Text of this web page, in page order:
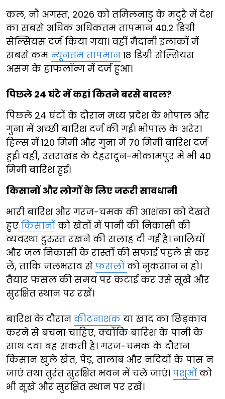
कल, नौ अगस्त, 2026 को तमिलनाडु के मदुरै में देश
का सबसे अधिक अधिकतम तापमान 40.2 डिग्री
सेल्सियस दर्ज किया गया। वहीं मैदानी इलाकों में
सबसे कम न्यूनतम तापमान 18 डिग्री सेल्सियस
असम के हाफलॉन्ग में दर्ज हुआ।
पिछले 24 घंटे में कहां कितने बरसे बादल?
पिछले 24 घंटों के दौरान मध्य प्रदेश के भोपाल और
गुना में अच्छी बारिश दर्ज की गई। भोपाल के अरेरा
हिल्स में 120 मिमी और गुना में 70 मिमी बारिश दर्ज
हुई। वहीं, उत्तराखंड के देहरादून-मोकामपुर में भी 40
मिमी बारिश हुई।
किसानों और लोगों के लिए जरूरी सावधानी
भारी बारिश और गरज-चमक की आशंका को देखते
हुए किसानों को खेतों में पानी की निकासी की
व्यवस्था दुरुस्त रखने की सलाह दी गई है। नालियों
और जल निकासी के रास्तों की सफाई पहले से कर
लें, ताकि जलभराव से फसलों को नुकसान न हो।
तैयार फसल की समय पर कटाई कर उसे सूखे और
सुरक्षित स्थान पर रखें।
बारिश के दौरान कीटनाशक या खाद का छिड़काव
करने से बचना चाहिए, क्योंकि बारिश के पानी के
साथ दवा बह सकती है। गरज-चमक के दौरान
किसान खुले खेत, पेड़, तालाब और नदियों के पास न
जाएं तथा तुरंत सुरक्षित भवन में चले जाएं। पशुओंको
भी सूखे और सुरक्षित स्थान पर रखें।